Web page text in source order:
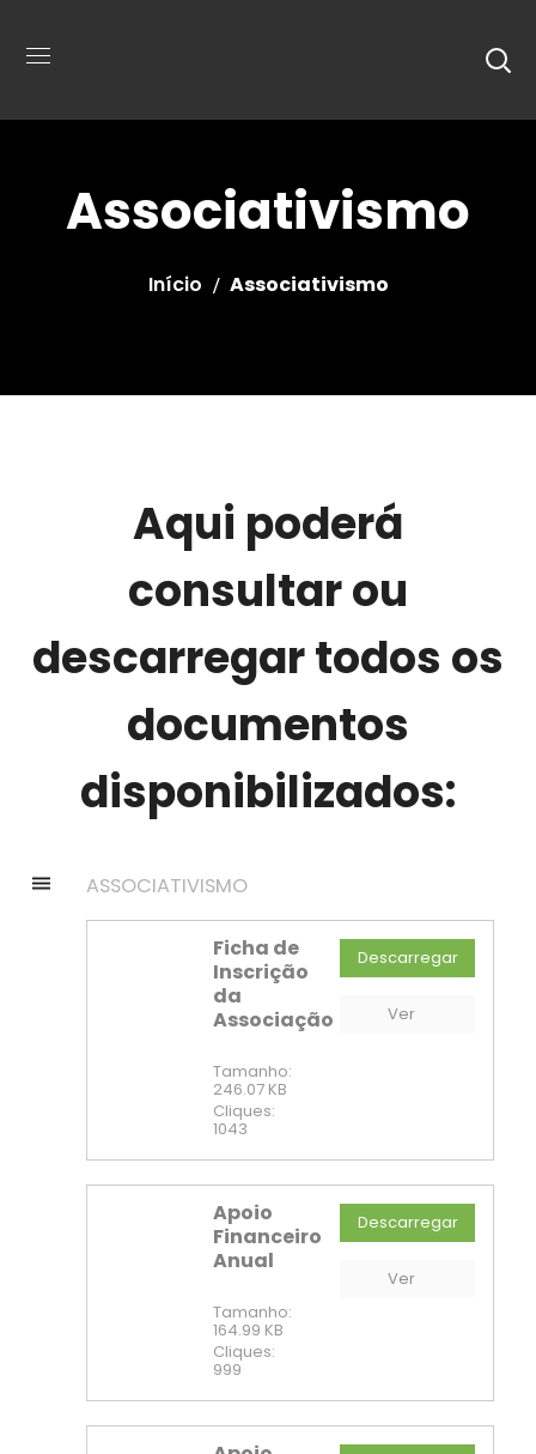
Associativismo
Início Associativismo
Aqui poderá
consultar ou
descarregar todos os
documentos
disponibilizados:
ASSOCIATIVISMO
Ficha de
Inscrição
da
Associação
Tamanho:
246.07 KB
Cliques:
1043
Descarregar
Ver
Apoio
Financeiro
Anual
Tamanho:
164.99 KB
Cliques:
999
Descarregar
Ver